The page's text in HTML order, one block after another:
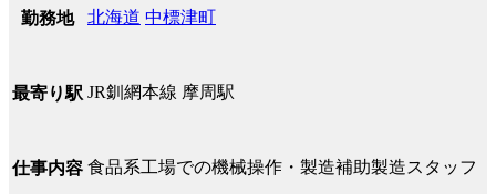
勤務地 北海道 中標津町
最寄り駅 JR釧網本線 摩周駅
仕事内容 食品系工場での機械操作・製造補助製造スタッフ